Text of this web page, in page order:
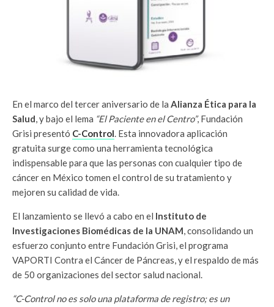
En el marco del tercer aniversario de la Alianza Ética para la
Salud, y bajo el lema “El Paciente en el Centro”, Fundación
Grisi presentó C-Control. Esta innovadora aplicación
gratuita surge como una herramienta tecnológica
indispensable para que las personas con cualquier tipo de
cáncer en México tomen el control de su tratamiento y
mejoren su calidad de vida.
El lanzamiento se llevó a cabo en el Instituto de
Investigaciones Biomédicas de la UNAM, consolidando un
esfuerzo conjunto entre Fundación Grisi, el programa
VAPORTI Contra el Cáncer de Páncreas, y el respaldo de más
de 50 organizaciones del sector salud nacional.
“C-Control no es solo una plataforma de registro; es un